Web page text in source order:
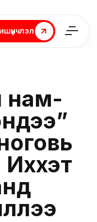
нам-